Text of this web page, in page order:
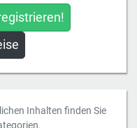
Inhalten finden Sie